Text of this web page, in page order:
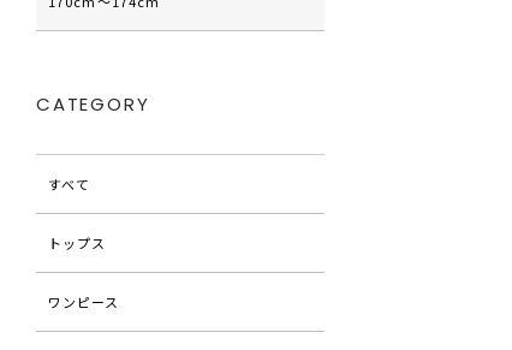
CATEGORY
すべて
トップス
ワンピース